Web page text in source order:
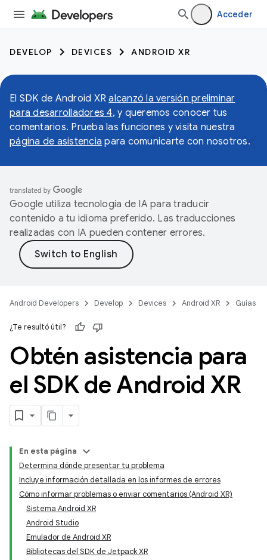
Acceder
DEVELOP DEVICES ANDROID XR
El SDK de Android XRalcanzó la versión preliminar
para desarrolladores 4, y queremos conocer tus
comentarios. Prueba las funciones y visita nuestra
página de asistencia para comunicarte con nosotros.
Google utiliza tecnología de IA para traducir
contenido a tu idioma preferido. Las traducciones
realizadas con IA pueden contener errores.
Android Developers Develop Devices Android XR Guías
¿Te resultó útil?
Obtén asistencia para
el SDK de Android XR
En esta página
Determina dónde presentar tu problema
Incluye información detallada en los informes de errores
Cómo informar problemas o enviar comentarios (Android XR)
Sistema Android XR
Android Studio
Emulador de Android XR
Bibliotecas del SDK de Jetpack XR